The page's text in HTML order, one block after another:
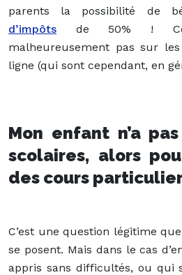
parents la possibilité de
d’impôts de 50% !
malheureusement pas sur
ligne (qui sont cependant, en
Mon enfant n’a
scolaires, alors
des cours
C’est une question légitime
se posent. Mais dans le cas
appris sans difficultés, ou qui